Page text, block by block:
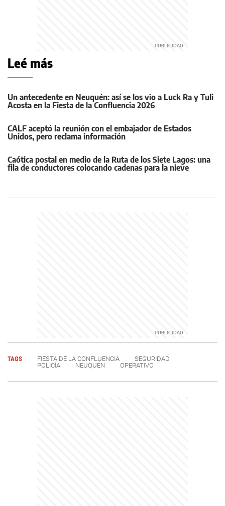
Leé más
Un antecedente en Neuquén: así se los vio a Luck Ra y Tuli
Acosta en la Fiesta de la Confluencia 2026
CALF aceptó la reunión con el embajador de Estados
Unidos, pero reclama información
Caótica postal en medio de la Ruta de los Siete Lagos: una
fila de conductores colocando cadenas para la nieve
TAGS FIESTA DE LA CONFLUENCIA
SEGURIDAD
POLICÍA
NEUQUÉN OPERATIVO